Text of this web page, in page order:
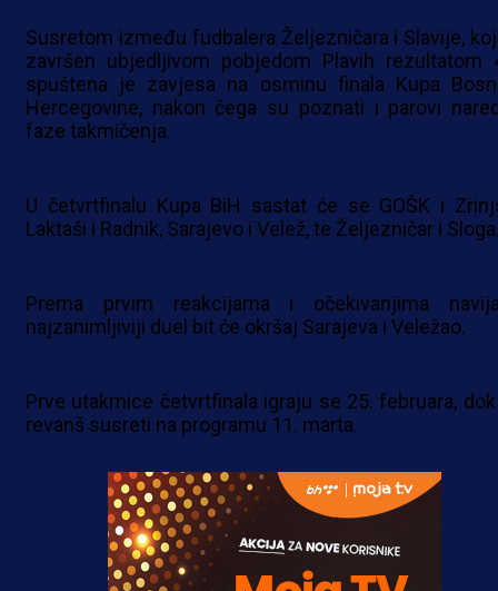
Susretom između fudbalera Željezničara i Slavije,
završen ubjedljivom pobjedom Plavih rezultatom
spuštena je zavjesa na osminu finala Kupa
Hercegovine, nakon čega su poznati i parovi
faze takmičenja.
U četvrtfinalu Kupa BiH sastat će se GOŠK i
Laktaši i Radnik, Sarajevo i Velež, te Željezničar i
Prema prvim reakcijama i očekivanjima
najzanimljiviji duel bit će okršaj Sarajeva i Veležao.
Prve utakmice četvrtfinala igraju se 25. februara,
revanš susreti na programu 11. marta.